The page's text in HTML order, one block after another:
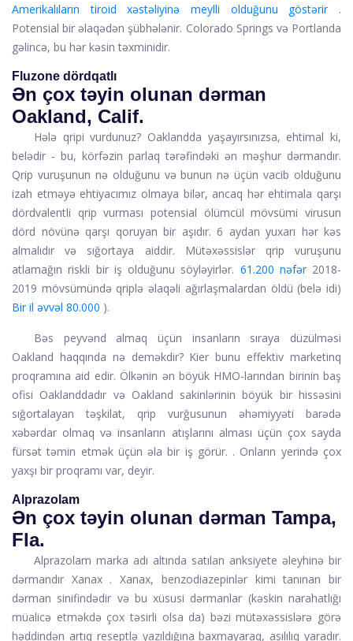
Amerikalıların tiroid xəstəliyinə meylli olduğunu göstərir
.
Potensial bir əlaqədən şübhələnir. Colorado Springs və Portlanda
gəlincə, bu hər kəsin təxminidir.
Fluzone dördqatlı
Ən çox təyin olunan dərman
Oakland, Calif.
Hələ qripi vurdunuz? Oaklandda yaşayırsınızsa, ehtimal ki,
belədir - bu, körfəzin parlaq tərəfindəki ən məşhur dərmandır.
Qrip vuruşunun nə olduğunu və bunun nə üçün vacib olduğunu
izah etməyə ehtiyacımız olmaya bilər, ancaq hər ehtimala qarşı
dördvalentli qrip vurması potensial ölümcül mövsümi virusun
dörd növünə qarşı qoruyan bir aşıdır. 6 aydan yuxarı hər kəs
almalıdır və sığortaya aiddir. Mütəxəssislər qrip vuruşunu
atlamağın riskli bir iş olduğunu söyləyirlər. 61.200 nəfər 2018-
2019 mövsümündə qriplə əlaqəli ağırlaşmalardan öldü (belə idi)
Bir il əvvəl 80.000 ).
Bəs peyvənd almaq üçün insanların sıraya düzülməsi
Oakland haqqında nə deməkdir? Kier bunu effektiv marketinq
proqramına aid edir. Ölkənin ən böyük HMO-larından birinin baş
ofisi Oaklanddadır və Oakland sakinlərinin böyük bir hissəsini
sığortalayan təşkilat, qrip vurğusunun əhəmiyyəti barədə
xəbərdar olmaq və insanların atışlarını alması üçün çox sayda
fürsət təmin etmək üçün əla bir iş görür. . Onların yerində çox
yaxşı bir proqramı var, deyir.
Alprazolam
Ən çox təyin olunan dərman Tampa,
Fla.
Alprazolam marka adı altında satılan anksiyete əleyhinə bir
dərmandır Xanax . Xanax, benzodiazepinlər kimi tanınan bir
dərman sinifindədir və bu xüsusi dərmanlar (kəskin narahatlığı
müalicə etməkdə çox təsirli olsa da) bəzi mütəxəssislərə görə
həddindən artıq reseptlə yazıldığına baxmayaraq, asılılıq yaradır.